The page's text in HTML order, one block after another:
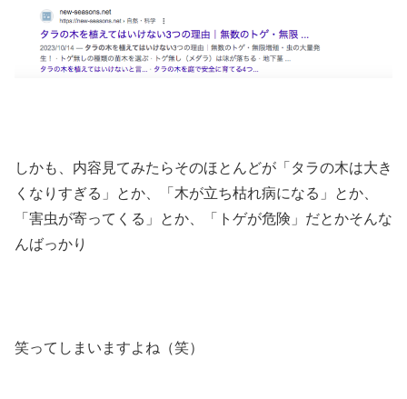
しかも、内容見てみたらそのほとんどが「タラの木は大き
くなりすぎる」とか、「木が立ち枯れ病になる」とか、
「害虫が寄ってくる」とか、「トゲが危険」だとかそんな
んばっかり
笑ってしまいますよね（笑）